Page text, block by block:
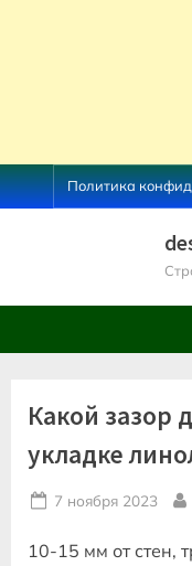
Skip
to
Политика
Какой зазор
укладке
Posted
7 ноября 2023
10-15 мм от стен,